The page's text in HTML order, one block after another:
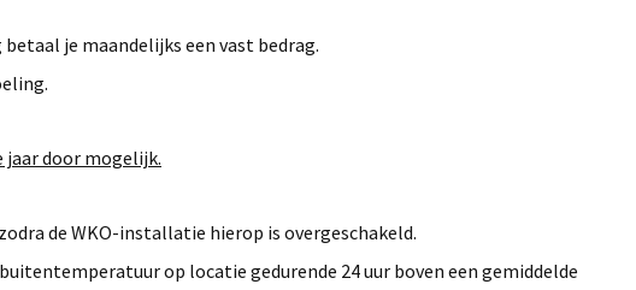
je maandelijks een vast bedrag.
jaar door mogelijk.
de WKO-installatie hierop is overgeschakeld.
op locatie gedurende 24 uur boven een gemiddelde